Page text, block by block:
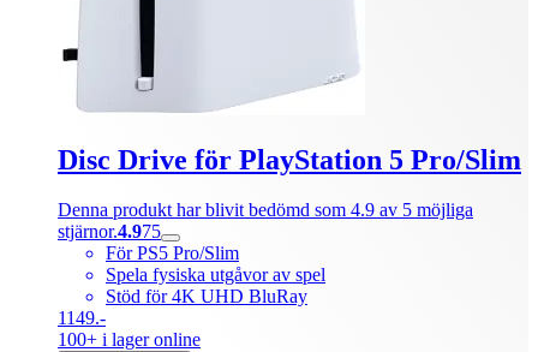
Disc Drive för PlayStation 5 Pro/Slim
Denna produkt har blivit bedömd som 4.9 av 5 möjliga
stjärnor.4.975
För PS5 Pro/Slim
Spela fysiska utgåvor av spel
Stöd för 4K UHD BluRay
1149.-
100+ i lager online